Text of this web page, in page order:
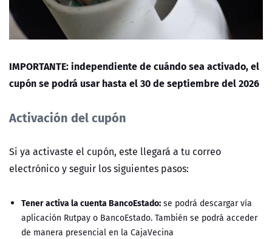
IMPORTANTE: independiente de cuándo sea activado, el
cupón se podrá usar hasta el 30 de septiembre del 2026
Activación del cupón
Si ya activaste el cupón, este llegará a tu correo
electrónico y seguir los siguientes pasos:
Tener activa la cuenta BancoEstado: se podrá descargar vía
aplicación Rutpay o BancoEstado. También se podrá acceder
de manera presencial en la CajaVecina